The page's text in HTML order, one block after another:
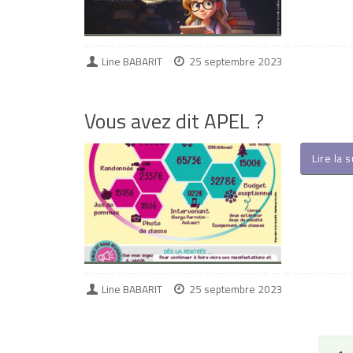
Line BABARIT 25 septembre 2023
Vous avez dit APEL ?
Lire la
Line BABARIT 25 septembre 2023